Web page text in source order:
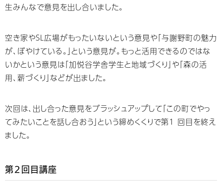
生みんなで意⾒を出し合いました。
空き家やSL広場がもったいないという意見や「与謝野町の魅⼒
が、ぼやけている。」という意見が。もっと活用できるのではな
いかという意見は「加悦谷学舎学生と地域づくり」や「森の活
用、薪づくり」などが出ました。
次回は、出し合った意⾒をブラッシュアップして「この町でやっ
てみたいことを話し合おう」という締めくくりで第1 回⽬を終え
ました。
第２回目講座